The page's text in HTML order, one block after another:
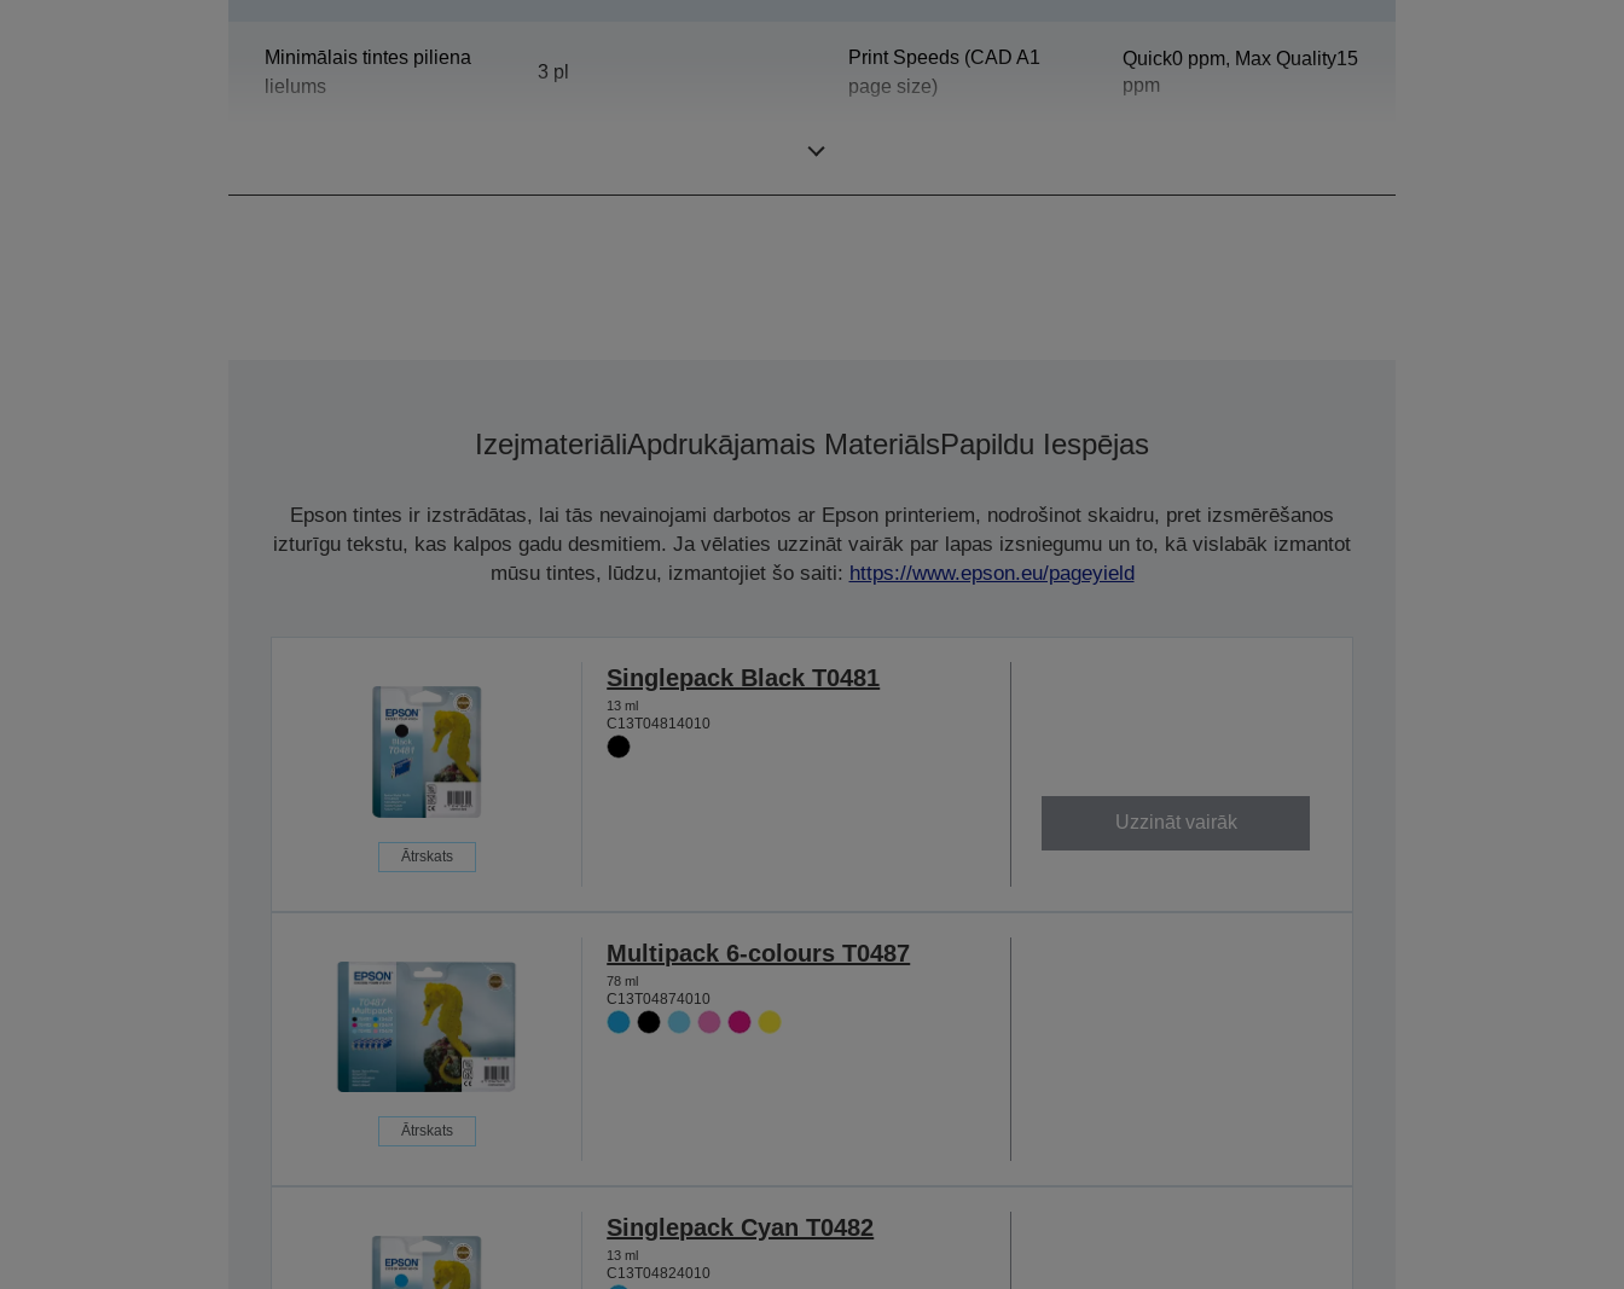
Minimālais tintes piliena
lielums
3 pl
Print Speeds (CAD A1
page size)
Quick0 ppm, Max Quality15
ppm
IzejmateriāliApdrukājamais MateriālsPapildu Iespējas
Epson tintes ir izstrādātas, lai tās nevainojami darbotos ar Epson printeriem, nodrošinot skaidru, pret izsmērēšanos
izturīgu tekstu, kas kalpos gadu desmitiem. Ja vēlaties uzzināt vairāk par lapas izsniegumu un to, kā vislabāk izmantot
mūsu tintes, lūdzu, izmantojiet šo saiti: https://www.epson.eu/pageyield
Ātrskats
Singlepack Black T0481
13 ml
C13T04814010
Uzzināt vairāk
Ātrskats
Multipack 6-colours T0487
78 ml
C13T04874010
Singlepack Cyan T0482
13 ml
C13T04824010